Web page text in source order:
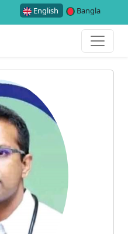
English Bangla